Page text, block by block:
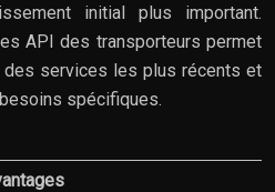
initial plus important.
API des transporteurs permet
services les plus récents et
spécifiques.